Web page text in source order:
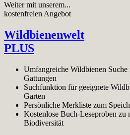
Weiter mit unserem...
kostenfreien Angebot
Wildbienenwelt
PLUS
Umfangreiche Wildbienen
Gattungen
Suchfunktion für geeignete
Garten
Persönliche Merkliste zum
Kostenlose Buch-Leseproben zu
Biodiversität